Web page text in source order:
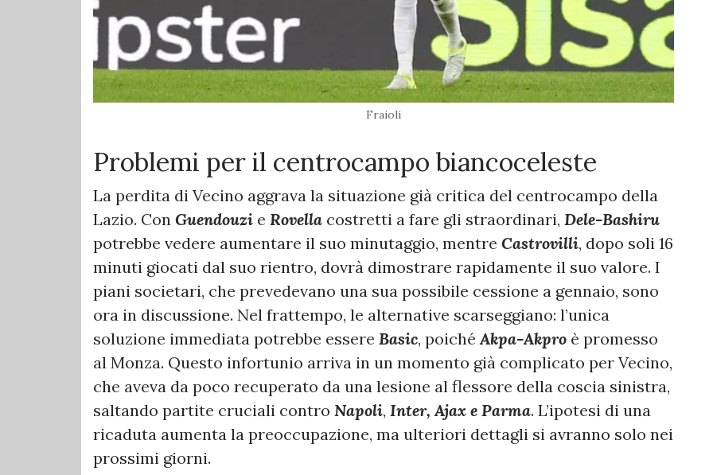
Fraioli
Problemi per il centrocampo biancoceleste
La perdita di Vecino aggrava la situazione già critica del centrocampo della
Lazio. Con Guendouzi e Rovella costretti a fare gli straordinari, Dele-Bashiru
potrebbe vedere aumentare il suo minutaggio, mentre Castrovilli, dopo soli 16
minuti giocati dal suo rientro, dovrà dimostrare rapidamente il suo valore. I
piani societari, che prevedevano una sua possibile cessione a gennaio, sono
ora in discussione. Nel frattempo, le alternative scarseggiano: l’unica
soluzione immediata potrebbe essere Basic, poiché Akpa-Akpro è promesso
al Monza. Questo infortunio arriva in un momento già complicato per Vecino,
che aveva da poco recuperato da una lesione al flessore della coscia sinistra,
saltando partite cruciali contro Napoli, Inter, Ajax e Parma. L’ipotesi di una
ricaduta aumenta la preoccupazione, ma ulteriori dettagli si avranno solo nei
prossimi giorni.